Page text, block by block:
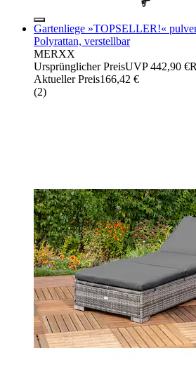
Gartenliege »TOPSELLER!«
Polyrattan, verstellbar
MERXX
Ursprünglicher PreisUVP 442,90 €
Aktueller Preis166,42 €
(2)